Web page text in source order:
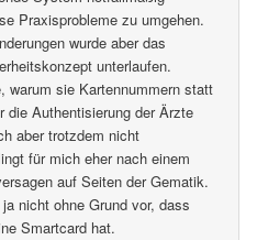
Praxisprobleme zu umgehen.
wurde aber das
unterlaufen.
warum sie Kartennummern statt
die Authentisierung der Ärzte
aber trotzdem nicht
für mich eher nach einem
auf Seiten der Gematik.
nicht ohne Grund vor, dass
Smartcard hat.